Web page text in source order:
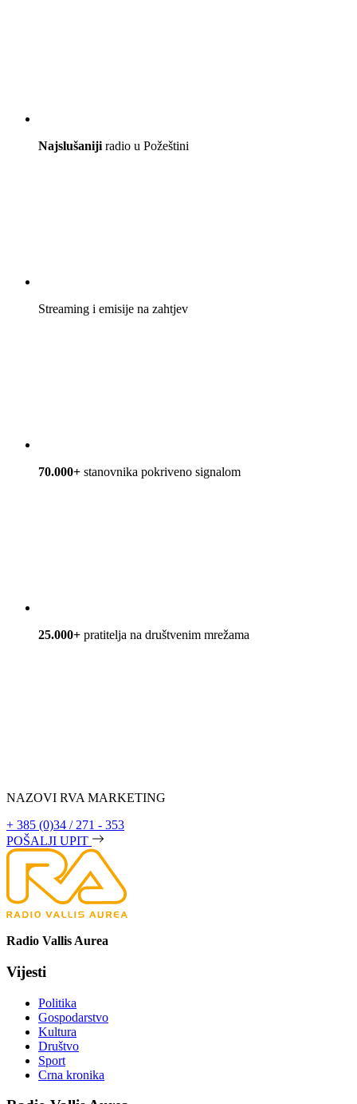
Najslušaniji radio u Požeštini
Streaming i emisije na zahtjev
70.000+ stanovnika pokriveno signalom
25.000+ pratitelja na društvenim mrežama
NAZOVI RVA MARKETING
+ 385 (0)34 / 271 - 353
POŠALJI UPIT
Radio Vallis Aurea
Vijesti
Politika
Gospodarstvo
Kultura
Društvo
Sport
Crna kronika